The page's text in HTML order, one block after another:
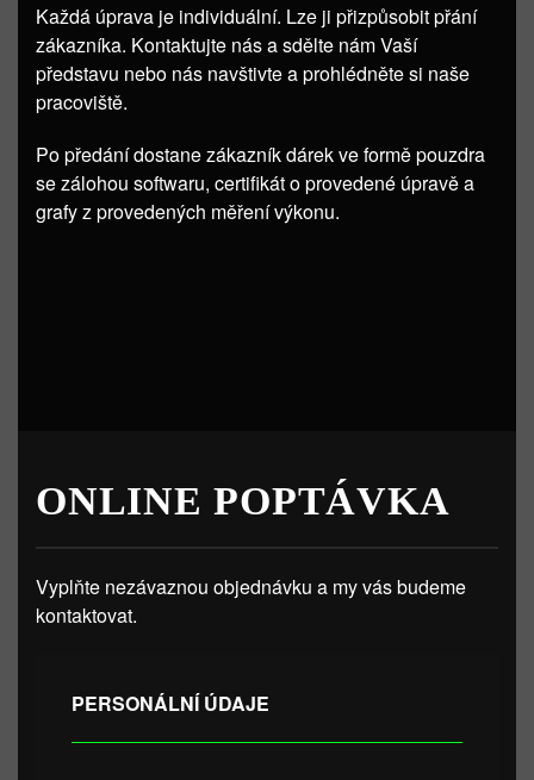
Každá úprava je individuální. Lze ji přizpůsobit přání
zákazníka. Kontaktujte nás a sdělte nám Vaší
představu nebo nás navštivte a prohlédněte si naše
pracoviště.
Po předání dostane zákazník dárek ve formě pouzdra
se zálohou softwaru, certifikát o provedené úpravě a
grafy z provedených měření výkonu.
ONLINE POPTÁVKA
Vyplňte nezávaznou objednávku a my vás budeme
kontaktovat.
PERSONÁLNÍ ÚDAJE